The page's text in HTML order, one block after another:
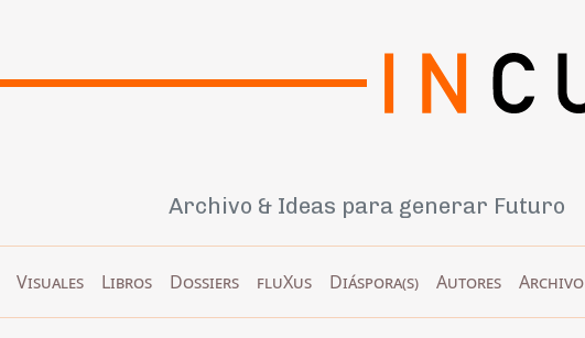
Archivo & Ideas para generar Futuro
Visuales Libros Dossiers fluXus Diáspora(s) Autores Archivo